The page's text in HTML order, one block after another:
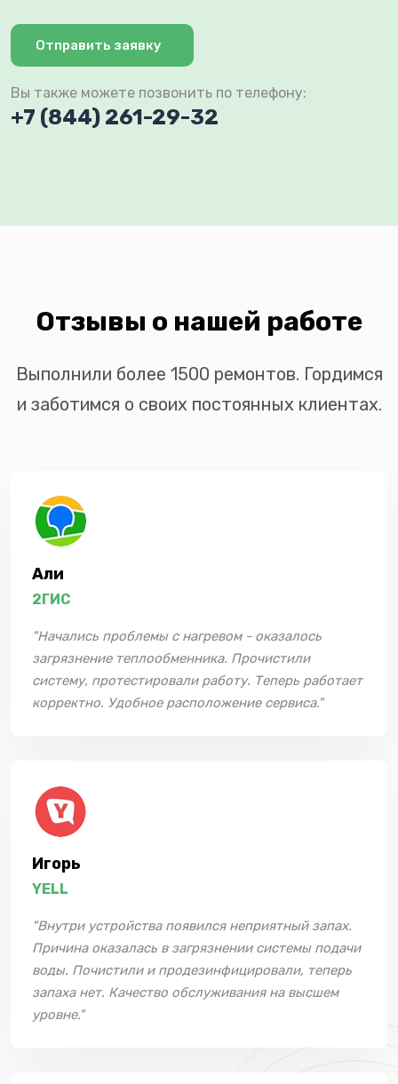
Отправить заявку
Вы также можете позвонить по телефону:
+7 (844) 261-29-32
Отзывы о нашей работе
Выполнили более 1500 ремонтов. Гордимся
и заботимся о своих постоянных клиентах.
Али
2ГИС
"Начались проблемы с нагревом - оказалось
загрязнение теплообменника. Прочистили
систему, протестировали работу. Теперь работает
корректно. Удобное расположение сервиса."
Игорь
YELL
"Внутри устройства появился неприятный запах.
Причина оказалась в загрязнении системы подачи
воды. Почистили и продезинфицировали, теперь
запаха нет. Качество обслуживания на высшем
уровне."